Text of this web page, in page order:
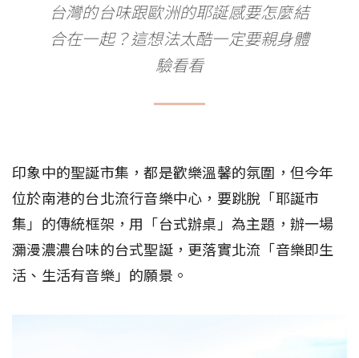
台灣的台味跟歐洲的耶誕感要怎麼結
合在一起？這想法太酷一定要親身體
驗看看
印象中的聖誕市集，都是歡樂溫馨的氛圍，但今年
位於南港的台北流行音樂中心，要跳脫「耶誕市
集」的傳統框架，用「台式辦桌」為主題，辦一場
瀰漫濃濃台味的台式聖誕，更落實北流「音樂即生
活、生活有音樂」的願景。